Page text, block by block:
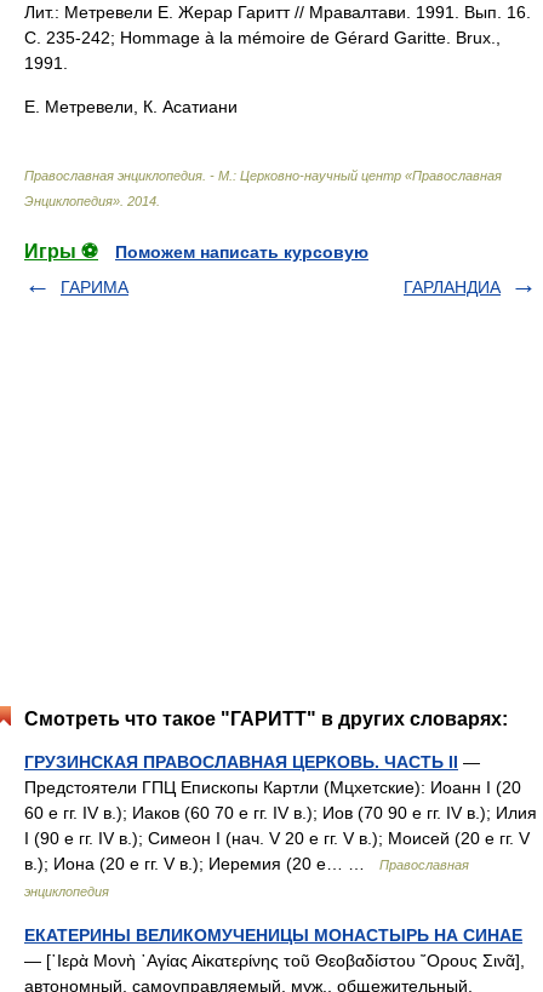
Лит.: Метревели E. Жерар Гаритт // Мравалтави. 1991. Вып. 16.
C. 235-242; Hommage à la mémoire de Gérard Garitte. Brux.,
1991.
Е. Метревели, К. Асатиани
Православная энциклопедия. - М.: Церковно-научный центр «Православная
Энциклопедия» 2014
Игры ⚽
Поможем написать курсовую
ГАРИМА
ГАРЛАНДИА
Смотреть что такое "ГАРИТТ" в других словарях:
ГРУЗИНСКАЯ ПРАВОСЛАВНАЯ ЦЕРКОВЬ. ЧАСТЬ II —
Предстоятели ГПЦ Епископы Картли (Мцхетские): Иоанн I (20
60 е гг. IV в.); Иаков (60 70 е гг. IV в.); Иов (70 90 е гг. IV в.); Илия
I (90 е гг. IV в.); Симеон I (нач. V 20 е гг. V в.); Моисей (20 е гг. V
в.); Иона (20 е гг. V в.); Иеремия (20 е… …
Православная
энциклопедия
ЕКАТЕРИНЫ ВЕЛИКОМУЧЕНИЦЫ МОНАСТЫРЬ НА СИНАЕ
— [῾Ιερὰ Μονὴ ῾Αγίας Αἰκατερίνης τοῦ Θεοβαδίστου ῎Ορους Σινᾶ],
автономный, самоуправляемый, муж., общежительный,